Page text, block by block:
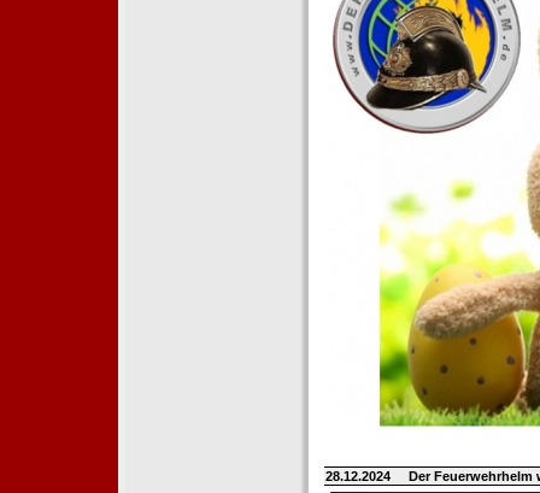
28.12.2024 Der